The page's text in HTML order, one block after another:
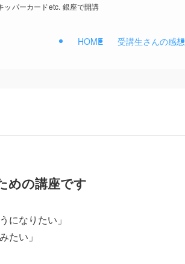
ッパーカードetc. 銀座で開講
HOME 受講生さんの感想
めの講座です
になりたい」
たい」